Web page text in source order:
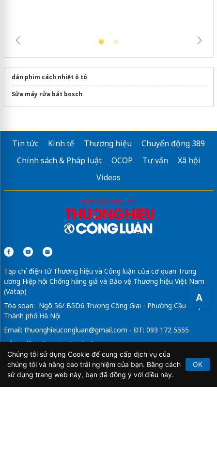
A
dán phim cách nhiệt ô tô
Sửa máy rửa bát bosch
Tin tức Kinh tế Thương hiệu
Chuyển động 389
Chính sách & Pháp luật
OCOP Tư vấn
Xã hội
Videos
Tạp chí điện tử Thương hiệu và Công luận của cơ quan Trung
ương Hiệp hội Chống hàng giả và Bảo vệ Thương hiệu Việt Nam
(Vatap)
Tòa soạn: Ngõ 56/ B5D6 Trương Công Giai - Phường Cầu Giấy -
Thành phố Hà Nội
Email: thuonghieucongluan@gmail.com - ĐT: 093 172 5555
Tổng Biên Tập: Vũ Đức Thuận
Giấy phép hoạt động báo chí điện tử số 64/GP-BTTTT do Bộ
Thông tin và Truyền thông cấp ngày 21/2/2020.
Chúng tôi sử dụng Cookie để cung cấp dịch vụ của
chúng tôi và nâng cao trải nghiệm của bạn. Bằng cách
sử dụng trang web này, bạn đã đồng ý với điều này.
OK